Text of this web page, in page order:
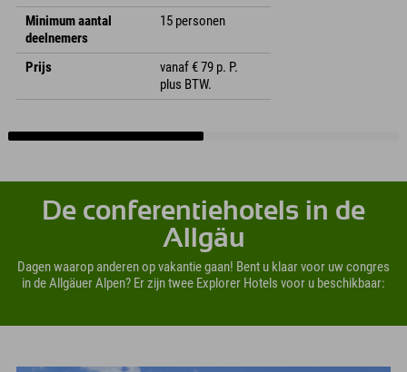
Minimum aantal
deelnemers
15 personen
Prijs
vanaf € 79 p. P.
plus BTW.
De conferentiehotels in de
Allgäu
Dagen waarop anderen op vakantie gaan! Bent u klaar voor uw congres
in de Allgäuer Alpen? Er zijn twee Explorer Hotels voor u beschikbaar: